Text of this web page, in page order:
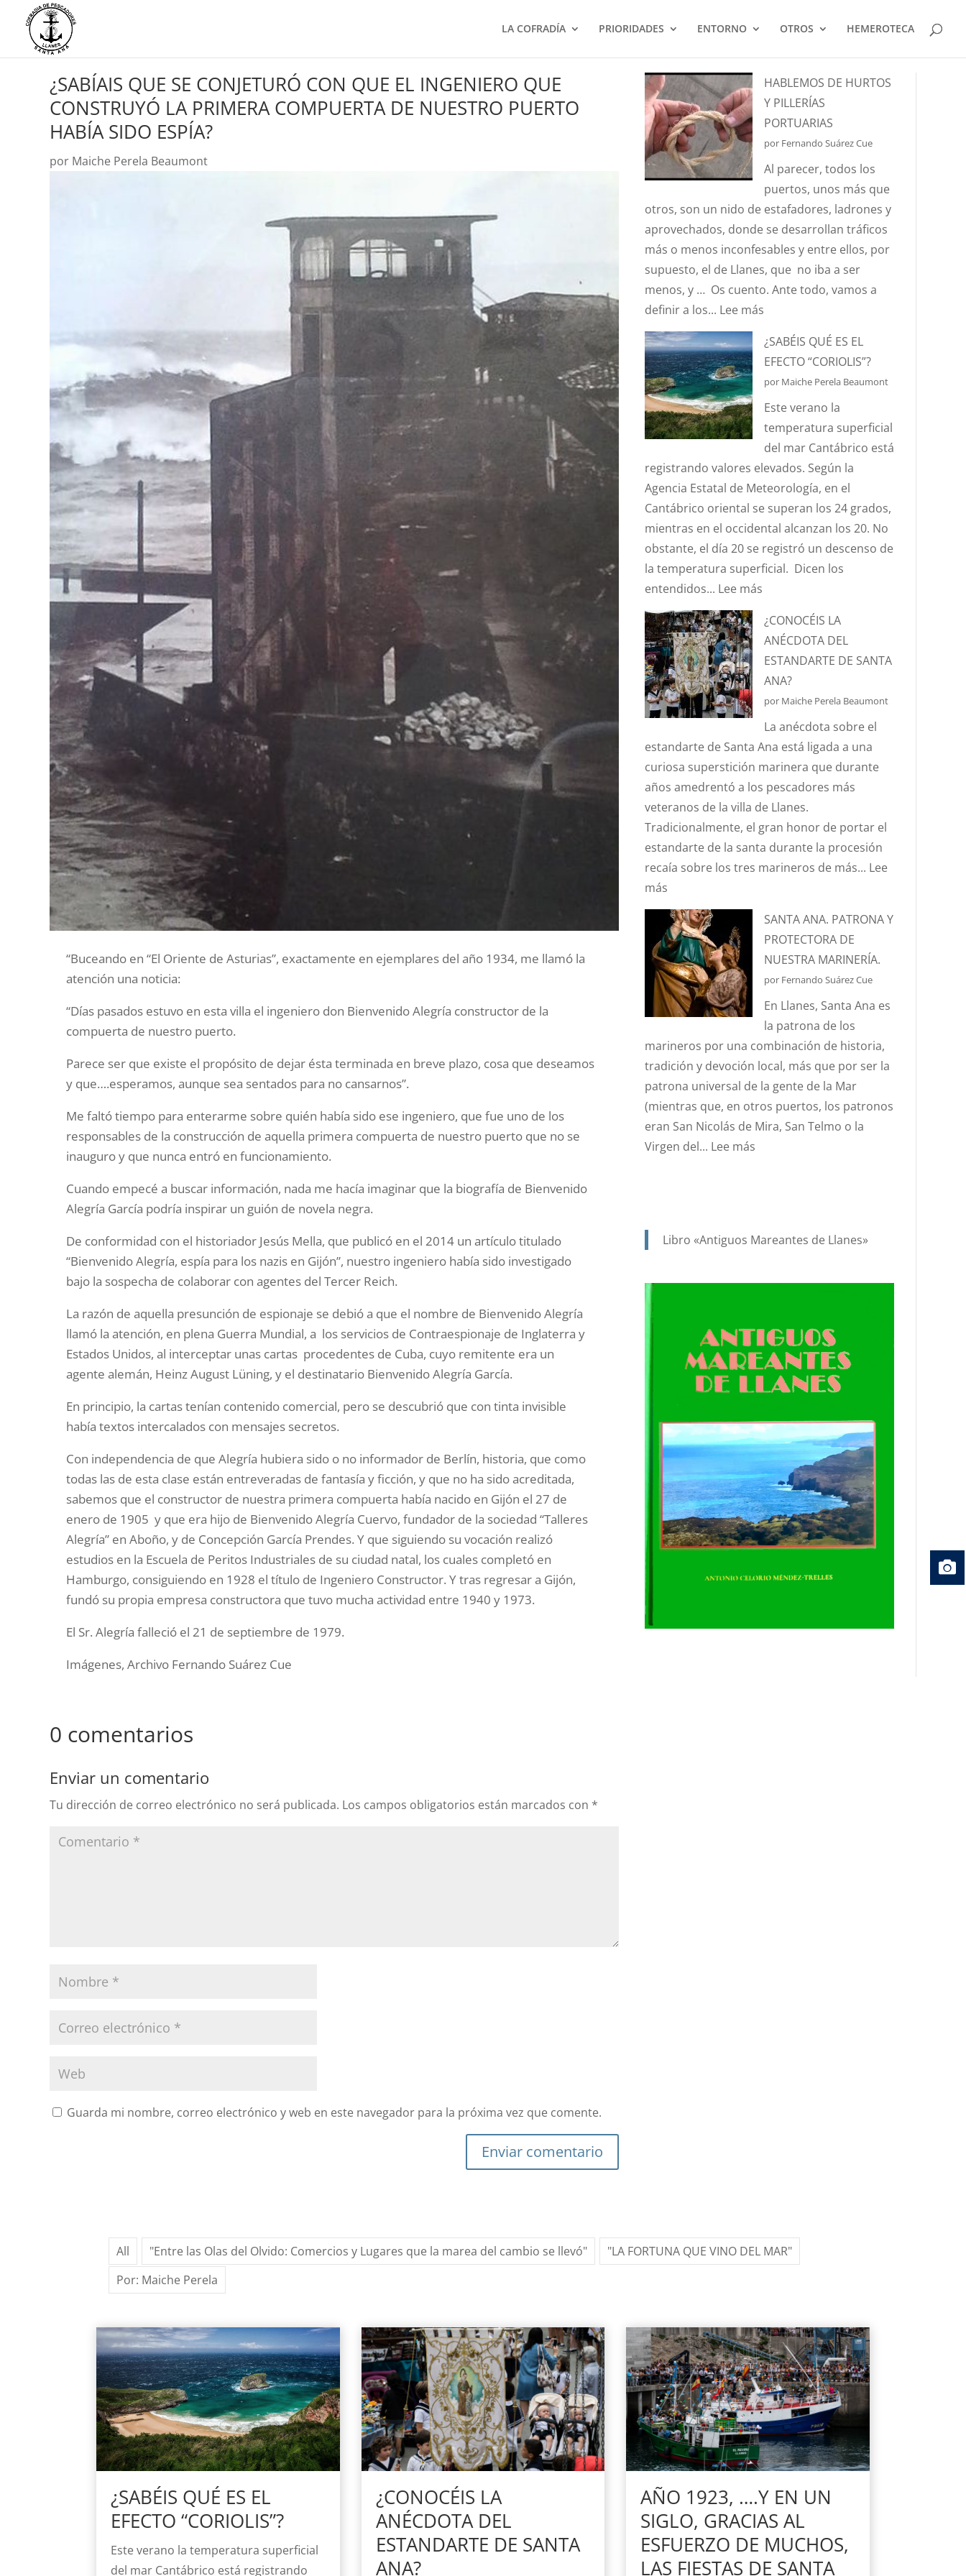
LA COFRADÍA PRIORIDADES ENTORNO OTROS HEMEROTECA
¿SABÍAIS QUE SE CONJETURÓ CON QUE EL INGENIERO QUE
CONSTRUYÓ LA PRIMERA COMPUERTA DE NUESTRO PUERTO
HABÍA SIDO ESPÍA?
por Maiche Perela Beaumont
“Buceando en “El Oriente de Asturias”, exactamente en ejemplares del año 1934, me llamó la
atención una noticia:
“Días pasados estuvo en esta villa el ingeniero don Bienvenido Alegría constructor de la
compuerta de nuestro puerto.
Parece ser que existe el propósito de dejar ésta terminada en breve plazo, cosa que deseamos
y que….esperamos, aunque sea sentados para no cansarnos”.
Me faltó tiempo para enterarme sobre quién había sido ese ingeniero, que fue uno de los
responsables de la construcción de aquella primera compuerta de nuestro puerto que no se
inauguro y que nunca entró en funcionamiento.
Cuando empecé a buscar información, nada me hacía imaginar que la biografía de Bienvenido
Alegría García podría inspirar un guión de novela negra.
De conformidad con el historiador Jesús Mella, que publicó en el 2014 un artículo titulado
“Bienvenido Alegría, espía para los nazis en Gijón”, nuestro ingeniero había sido investigado
bajo la sospecha de colaborar con agentes del Tercer Reich.
La razón de aquella presunción de espionaje se debió a que el nombre de Bienvenido Alegría
llamó la atención, en plena Guerra Mundial, a los servicios de Contraespionaje de Inglaterra y
Estados Unidos, al interceptar unas cartas procedentes de Cuba, cuyo remitente era un
agente alemán, Heinz August Lüning, y el destinatario Bienvenido Alegría García.
En principio, la cartas tenían contenido comercial, pero se descubrió que con tinta invisible
había textos intercalados con mensajes secretos.
Con independencia de que Alegría hubiera sido o no informador de Berlín, historia, que como
todas las de esta clase están entreveradas de fantasía y ficción, y que no ha sido acreditada,
sabemos que el constructor de nuestra primera compuerta había nacido en Gijón el 27 de
enero de 1905 y que era hijo de Bienvenido Alegría Cuervo, fundador de la sociedad “Talleres
Alegría” en Aboño, y de Concepción García Prendes. Y que siguiendo su vocación realizó
estudios en la Escuela de Peritos Industriales de su ciudad natal, los cuales completó en
Hamburgo, consiguiendo en 1928 el título de Ingeniero Constructor. Y tras regresar a Gijón,
fundó su propia empresa constructora que tuvo mucha actividad entre 1940 y 1973.
El Sr. Alegría falleció el 21 de septiembre de 1979.
Imágenes, Archivo Fernando Suárez Cue
0 comentarios
Enviar un comentario
Tu dirección de correo electrónico no será publicada. Los campos obligatorios están marcados con *
Guarda mi nombre, correo electrónico y web en este navegador para la próxima vez que comente.
Enviar comentario
HABLEMOS DE HURTOS
Y PILLERÍAS
PORTUARIAS
por Fernando Suárez Cue
Al parecer, todos los
puertos, unos más que
otros, son un nido de estafadores, ladrones y
aprovechados, donde se desarrollan tráficos
más o menos inconfesables y entre ellos, por
supuesto, el de Llanes, que no iba a ser
menos, y … Os cuento. Ante todo, vamos a
definir a los... Lee más
DE
HURTOS
Y
PILLERÍAS
PORTUARIAS
¿SABÉIS QUÉ ES EL
EFECTO “CORIOLIS”?
por Maiche Perela Beaumont
Este verano la
temperatura superficial
del mar Cantábrico está
registrando valores elevados. Según la
Agencia Estatal de Meteorología, en el
Cantábrico oriental se superan los 24 grados,
mientras en el occidental alcanzan los 20. No
obstante, el día 20 se registró un descenso de
la temperatura superficial. Dicen los
entendidos... Lee más
QUÉ
ES
EL
EFECTO
“CORIOLIS”?
¿CONOCÉIS LA
ANÉCDOTA DEL
ESTANDARTE DE SANTA
ANA?
por Maiche Perela Beaumont
La anécdota sobre el
estandarte de Santa Ana está ligada a una
curiosa superstición marinera que durante
años amedrentó a los pescadores más
veteranos de la villa de Llanes.
Tradicionalmente, el gran honor de portar el
estandarte de la santa durante la procesión
recaía sobre los tres marineros de más... Lee
más
¿CONOCÉIS
LA
ANÉCDOTA
DEL
ESTANDARTE
DE
ANA?
SANTA ANA. PATRONA Y
PROTECTORA DE
NUESTRA MARINERÍA.
por Fernando Suárez Cue
En Llanes, Santa Ana es
la patrona de los
marineros por una combinación de historia,
tradición y devoción local, más que por ser la
patrona universal de la gente de la Mar
(mientras que, en otros puertos, los patronos
eran San Nicolás de Mira, San Telmo o la
Virgen del... Lee más
PROTECTORA
NUESTRA
Libro «Antiguos Mareantes de Llanes»
All "Entre las Olas del Olvido: Comercios y Lugares que la marea del cambio se llevó"
"LA FORTUNA QUE VINO DEL MAR"
Por: Maiche Perela
¿SABÉIS QUÉ ES EL
EFECTO “CORIOLIS”?
Este verano la temperatura superficial
del mar Cantábrico está registrando
¿CONOCÉIS LA
ANÉCDOTA DEL
ESTANDARTE DE SANTA
ANA?
AÑO 1923, ….Y EN UN
SIGLO, GRACIAS AL
ESFUERZO DE MUCHOS,
LAS FIESTAS DE SANTA